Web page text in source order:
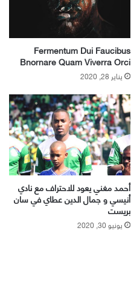
Fermentum Dui Faucibus
Bnornare Quam Viverra Orci
يناير 28, 2020
أحمد مغني يعود للاحتراف مع نادي
أنيسي و جمال الدين عطاي في سان
بريست
يونيو 30, 2020